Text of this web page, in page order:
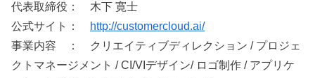
代表取締役： 木下 寛士
公式サイト：
http://customercloud.ai/
事業内容 ： クリエイティブディレクション / プロジェ
クトマネージメント / CI/VIデザイン/ ロゴ制作 / アプリケ